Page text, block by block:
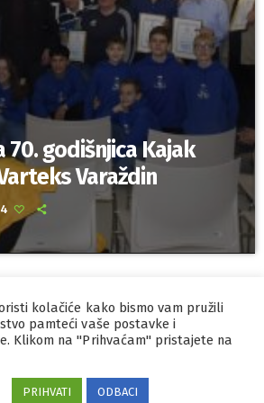
70. godišnjica Kajak
Varaždin
ORBIS
kolačiće kako bismo vam pružili
pamteći vaše postavke i
Klikom na "Prihvaćam" pristajete na
PRIHVATI ODBACI